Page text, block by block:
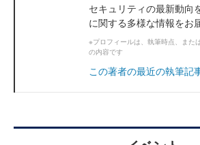
セキュリティの最新動向
に関する多様な情報をお
※プロフィールは、執筆時点、また
の内容です
この著者の最近の執筆記